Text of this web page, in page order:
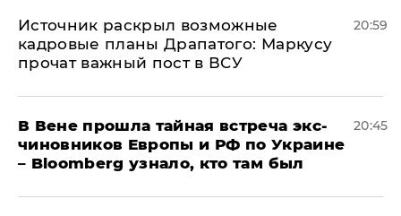
​Источник раскрыл возможные
кадровые планы Драпатого: Маркусу
прочат важный пост в ВСУ
20:59
В Вене прошла тайная встреча экс-
чиновников Европы и РФ по Украине
– Bloomberg узнало, кто там был
20:45